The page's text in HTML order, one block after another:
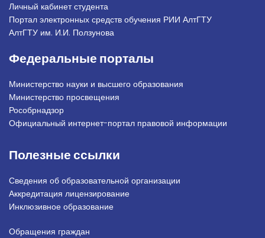
Личный кабинет студента
Портал электронных средств обучения РИИ АлтГТУ
АлтГТУ им. И.И. Ползунова
Федеральные порталы
Министерство науки и высшего образования
Министерство просвещения
Рособрнадзор
Официальный интернет-портал правовой информации
Полезные ссылки
Сведения об образовательной организации
Аккредитация лицензирование
Инклюзивное образование
Обращения граждан